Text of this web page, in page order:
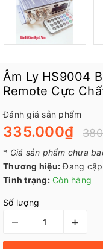
Âm Ly HS9004
Remote Cực
Đánh giá sản phẩm
335.000₫
* Giá sản phẩm chưa
Thương hiệu: Đang
Tình trạng: Còn hàng
Số lượng
– +